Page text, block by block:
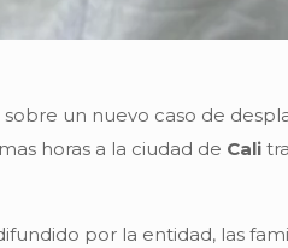
un nuevo caso de
horas a la ciudad de Cali
por la entidad, las